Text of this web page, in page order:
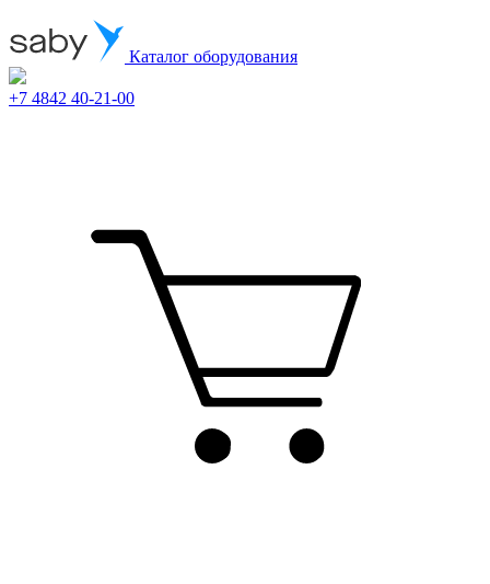
Каталог оборудования
+7 4842 40-21-00